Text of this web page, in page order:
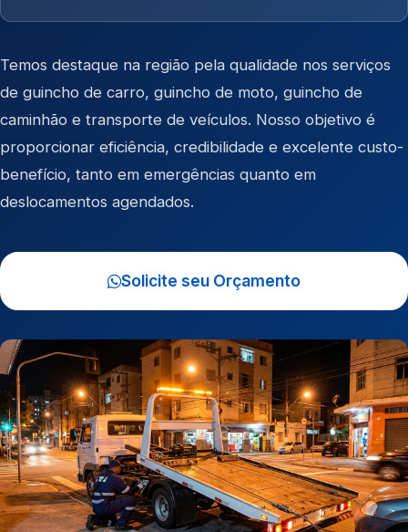
Temos destaque na região pela qualidade nos serviços
de guincho de carro, guincho de moto, guincho de
caminhão e transporte de veículos. Nosso objetivo é
proporcionar eficiência, credibilidade e excelente custo-
benefício, tanto em emergências quanto em
deslocamentos agendados.
Solicite seu Orçamento